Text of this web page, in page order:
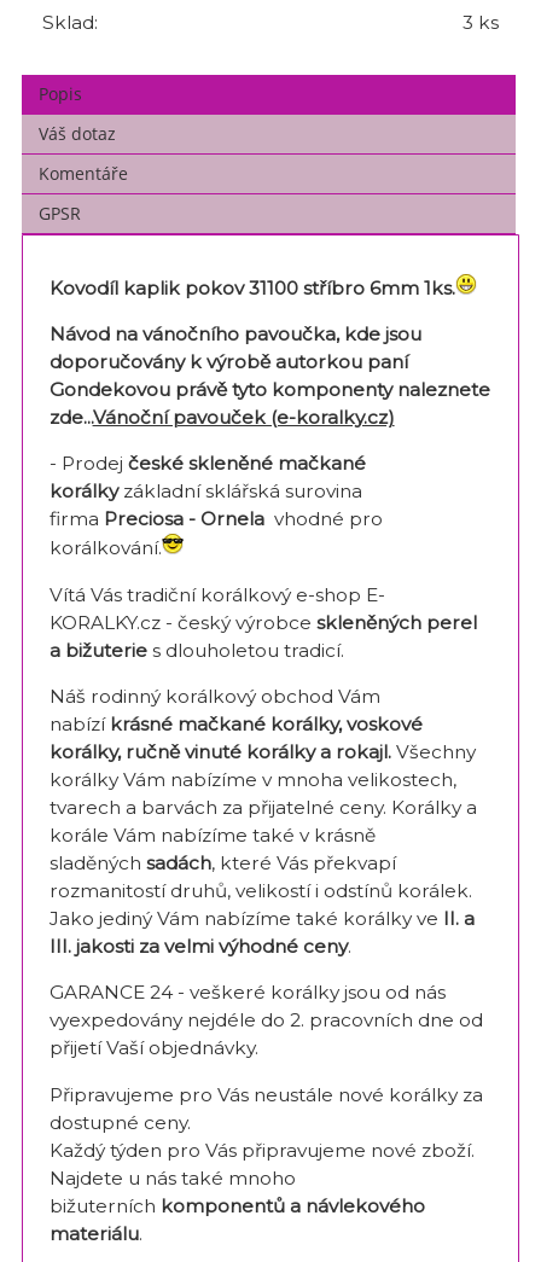
Sklad:
3 ks
Popis
Váš dotaz
Komentáře
GPSR
Kovodíl kaplik pokov 31100 stříbro 6mm 1ks.
Návod na vánočního pavoučka, kde jsou
doporučovány k výrobě autorkou paní
Gondekovou právě tyto komponenty naleznete
zde...Vánoční pavouček (e-koralky.cz)
- Prodej české skleněné mačkané
korálkyzákladní sklářská surovina
firma Preciosa - Ornelavhodné pro
korálkování.
Vítá Vás tradiční korálkový e-shop E-
KORALKY.cz - český výrobce skleněných perel
a bižuteries dlouholetou tradicí.
Náš rodinný korálkový obchod Vám
nabízí krásné mačkané korálky, voskové
korálky, ručně vinuté korálky a rokajl.Všechny
korálky Vám nabízíme v mnoha velikostech,
tvarech a barvách za přijatelné ceny. Korálky a
korále Vám nabízíme také v krásně
sladěných sadách, které Vás překvapí
rozmanitostí druhů, velikostí i odstínů korálek.
Jako jediný Vám nabízíme také korálky ve II. a
III. jakosti za velmi výhodné ceny.
GARANCE 24 - veškeré korálky jsou od nás
vyexpedovány nejdéle do 2. pracovních dne od
přijetí Vaší objednávky.
Připravujeme pro Vás neustále nové korálky za
dostupné ceny.
Každý týden pro Vás připravujeme nové zboží.
Najdete u nás také mnoho
bižuterních komponentů a návlekového
materiálu.